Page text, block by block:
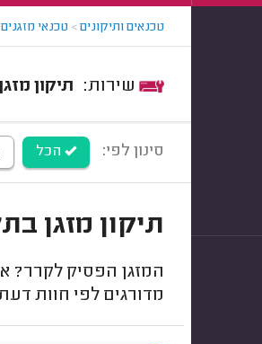
טכנאים ותיקונים> טכנאי
תיקון
סינון לפי: הכל
תיקון מזגן
המזגן הפסיק לקרר?
מדורגים לפי חוות